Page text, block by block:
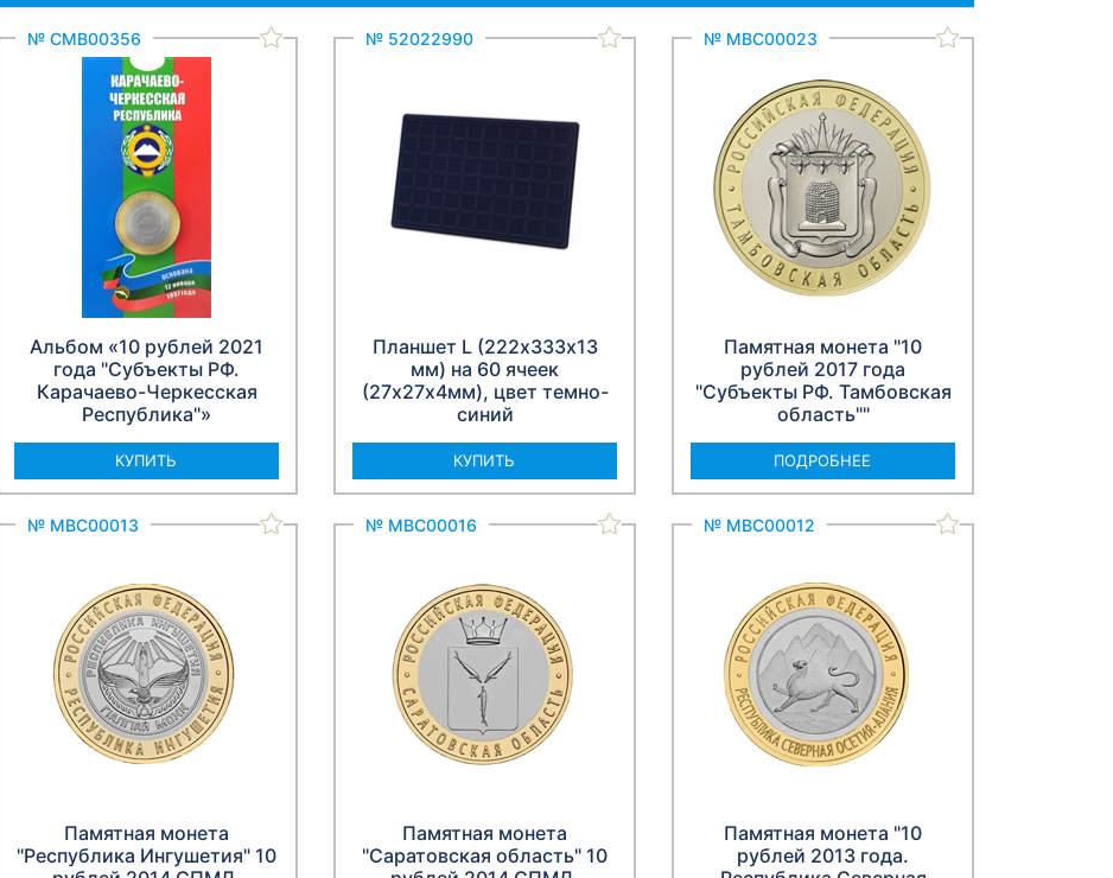
№ СМВ00356
Альбом «10 рублей 2021
года "Субъекты РФ.
Карачаево-Черкесская
Республика"»
КУПИТЬ
№ 52022990
Планшет L (222х333х13
мм) на 60 ячеек
(27х27х4мм), цвет темно-
синий
КУПИТЬ
№ МВС00023
Памятная монета "10
рублей 2017 года
"Субъекты РФ. Тамбовская
область""
ПОДРОБНЕЕ
№ МВС00013
Памятная монета
"Республика Ингушетия" 10
№ МВС00016
Памятная монета
"Саратовская область" 10
№ МВС00012
Памятная монета "10
рублей 2013 года.